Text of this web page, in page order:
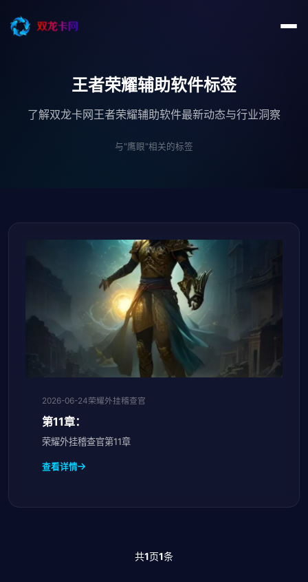
王者荣耀辅助软件标签
了解双龙卡网王者荣耀辅助软件最新动态与行业洞察
与"鹰眼"相关的标签
2026-06-24荣耀外挂稽查官
第11章：
荣耀外挂稽查官第11章
查看详情
共1页1条